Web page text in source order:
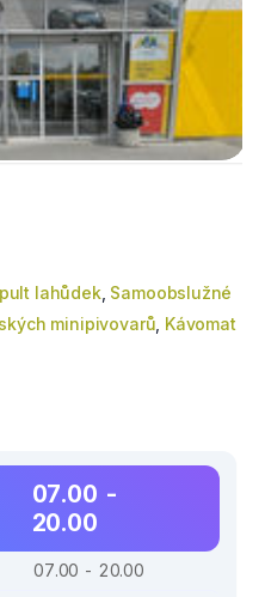
lahůdek, Samoobslužné
minipivovarů Kávomat
07.00 -
20.00
07.00 - 20.00